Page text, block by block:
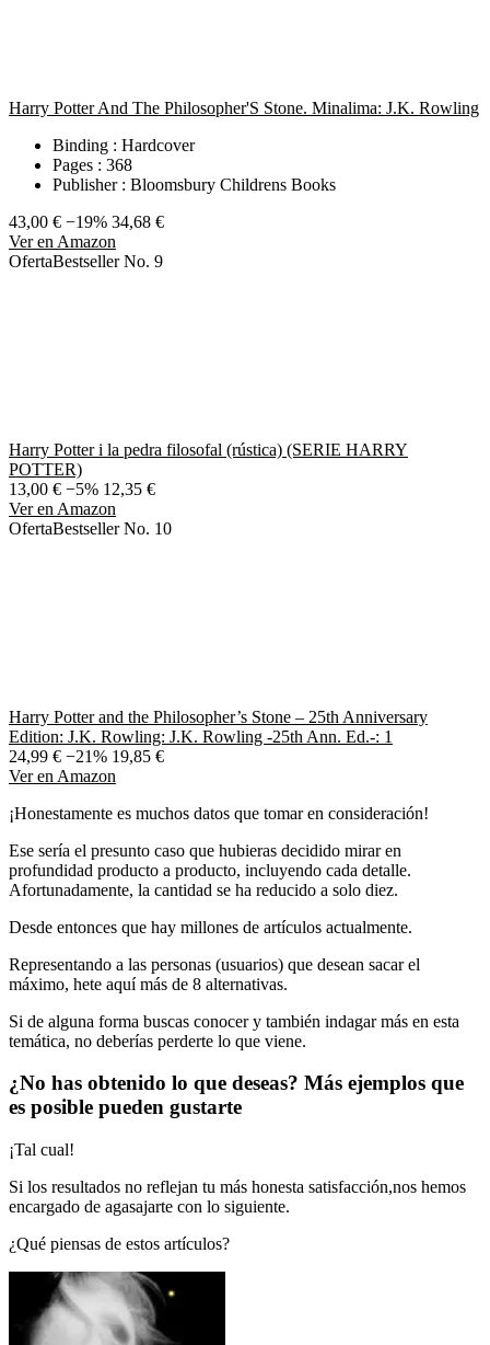
Harry Potter And The Philosopher'S Stone. Minalima: J.K. Rowling
Binding : Hardcover
Pages : 368
Publisher : Bloomsbury Childrens Books
43,00 € −19% 34,68 €
Ver en Amazon
OfertaBestseller No. 9
Harry Potter i la pedra filosofal (rústica) (SERIE HARRY
POTTER)
13,00 € −5% 12,35 €
Ver en Amazon
OfertaBestseller No. 10
Harry Potter and the Philosopher’s Stone – 25th Anniversary
Edition: J.K. Rowling: J.K. Rowling -25th Ann. Ed.-: 1
24,99 € −21% 19,85 €
Ver en Amazon
¡Honestamente es muchos datos que tomar en consideración!
Ese sería el presunto caso que hubieras decidido mirar en
profundidad producto a producto, incluyendo cada detalle.
Afortunadamente, la cantidad se ha reducido a solo diez.
Desde entonces que hay millones de artículos actualmente.
Representando a las personas (usuarios) que desean sacar el
máximo, hete aquí más de 8 alternativas.
Si de alguna forma buscas conocer y también indagar más en esta
temática, no deberías perderte lo que viene.
¿No has obtenido lo que deseas? Más ejemplos que
es posible pueden gustarte
¡Tal cual!
Si los resultados no reflejan tu más honesta satisfacción,nos hemos
encargado de agasajarte con lo siguiente.
¿Qué piensas de estos artículos?